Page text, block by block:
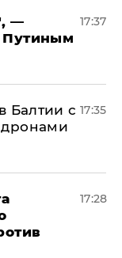
—
Путиным
17:37
Балтии с 17:35
17:28